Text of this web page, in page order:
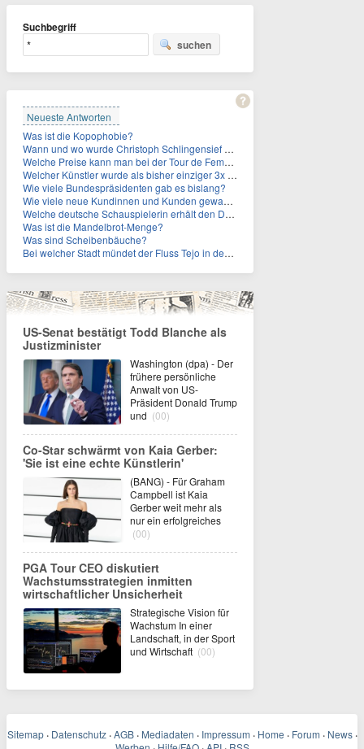
Suchbegriff
suchen
Neueste Antworten
Was ist die Kopophobie?
Wann und wo wurde Christoph Schlingensief geboren?
Welche Preise kann man bei der Tour de Femmes 2026 gewinnen?
Welcher Künstler wurde als bisher einziger 3x in die Rock and Roll Hall of Fame aufgenommen?
Wie viele Bundespräsidenten gab es bislang?
Wie viele neue Kundinnen und Kunden gewann MagentaTV allein durch die WM hinzu?
Welche deutsche Schauspielerin erhält den Deutschen Kulturpolitikpreis?
Was ist die Mandelbrot-Menge?
Was sind Scheibenbäuche?
Bei welcher Stadt mündet der Fluss Tejo in den Atlantik?
US-Senat bestätigt Todd Blanche als
Justizminister
Washington (dpa) - Der
frühere persönliche
Anwalt von US-
Präsident Donald Trump
und (00)
Co-Star schwärmt von Kaia Gerber:
'Sie ist eine echte Künstlerin'
(BANG) - Für Graham
Campbell ist Kaia
Gerber weit mehr als
nur ein erfolgreiches
(00)
PGA Tour CEO diskutiert
Wachstumsstrategien inmitten
wirtschaftlicher Unsicherheit
Strategische Vision für
Wachstum In einer
Landschaft, in der Sport
und Wirtschaft (00)
Sitemap · Datenschutz · AGB · Mediadaten · Impressum · Home · Forum · News ·